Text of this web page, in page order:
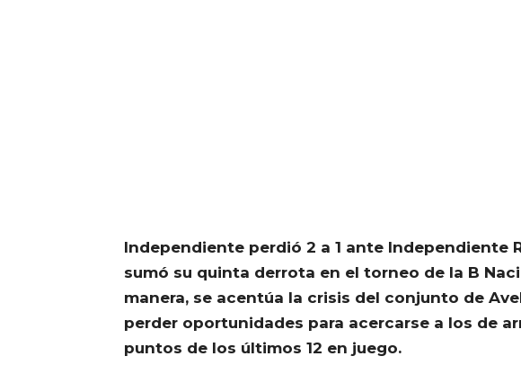
Independiente perdió 2 a 1 ante Independiente
sumó su quinta derrota en el torneo de la B
manera, se acentúa la crisis del conjunto de
perder oportunidades para acercarse a los de
puntos de los últimos 12 en juego.